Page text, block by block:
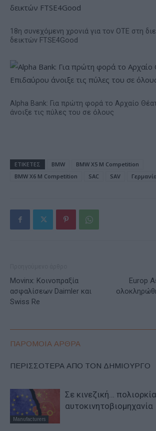
18η συνεχόμενη χρονιά για τον ΟΤΕ στη
δεικτών FTSE4Good
Alpha Bank: Για πρώτη φορά το Αρχαίο
άνοιξε τις πύλες του σε όλους
ΕΤΙΚΕΤΕΣ BMW
BMW X5 M Competition
BMW X6 M Competition
SAC SAV
Movinx: Κοινοπραξία
ασφαλίσεων Daimler και
Swiss Re
Europ
ΠΑΡΟΜΟΙΑ ΑΡΘΡΑ
ΠΕΡΙΣΣΟΤΕΡΑ ΑΠΟ ΤΟΝ ΔΗΜΙΟΥΡΓΟ
Manufacturers
Σε κινεζική…
αυτοκινητοβιομηχανία